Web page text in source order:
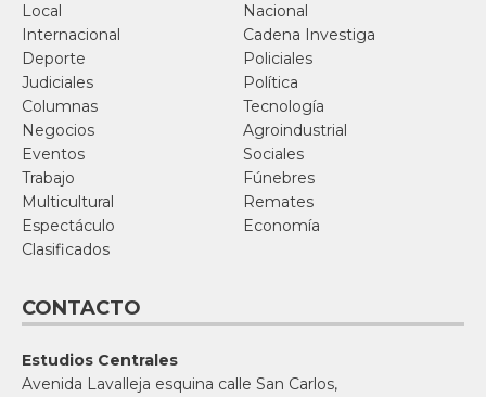
Local
Nacional
Internacional
Cadena Investiga
Deporte
Policiales
Judiciales
Política
Columnas
Tecnología
Negocios
Agroindustrial
Eventos
Sociales
Trabajo
Fúnebres
Multicultural
Remates
Espectáculo
Economía
Clasificados
CONTACTO
Estudios Centrales
Avenida Lavalleja esquina calle San Carlos,